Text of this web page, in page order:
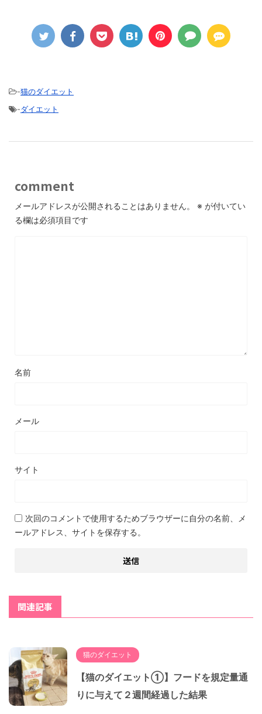
-猫のダイエット
-ダイエット
comment
メールアドレスが公開されることはありません。 ※ が付いてい
る欄は必須項目です
名前
メール
サイト
次回のコメントで使用するためブラウザーに自分の名前、メ
ールアドレス、サイトを保存する。
関連記事
猫のダイエット
【猫のダイエット①】フードを規定量通
りに与えて２週間経過した結果